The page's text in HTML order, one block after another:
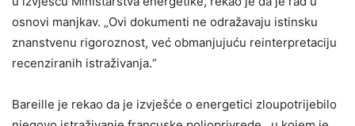
osnovi manjkav. „Ovi dokumenti ne odražavaju istinsku
znanstvenu rigoroznost, već obmanjujuću reinterpretaciju
recenziranih istraživanja.“
Bareille je rekao da je izvješće o energetici zloupotrijebilo